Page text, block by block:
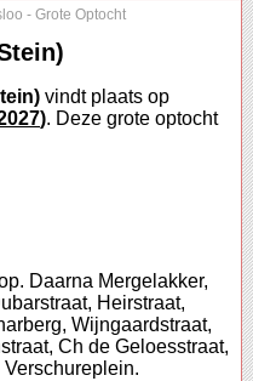
- Grote Optocht
vindt plaats op
). Deze grote optocht
Daarna Mergelakker,
Heirstraat,
Wijngaardstraat,
Ch de Geloesstraat,